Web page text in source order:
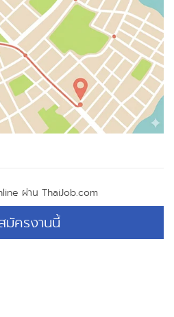
ผ่าน ThaiJob.com
ครงานนี้